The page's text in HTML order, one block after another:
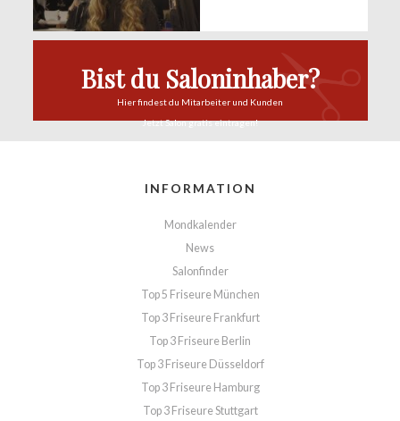
Bist du Saloninhaber?
Hier findest du Mitarbeiter und Kunden
Jetzt Salongratis eintragen!
INFORMATION
Mondkalender
News
Salonfinder
Top 5 Friseure München
Top 3 Friseure Frankfurt
Top 3 Friseure Berlin
Top 3 Friseure Düsseldorf
Top 3 Friseure Hamburg
Top 3 Friseure Stuttgart